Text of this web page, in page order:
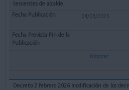
tenientes de alcalde
04/03/2026
Mostrar
Decreto 2 febrero 2026 modificación de los